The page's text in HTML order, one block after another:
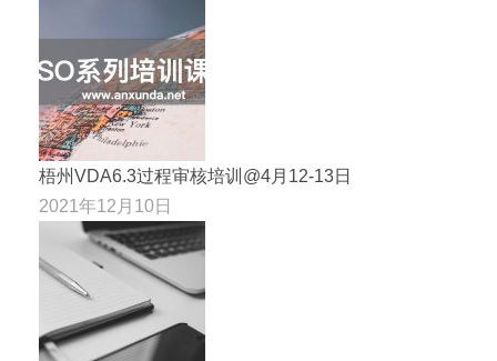
梧州VDA6.3过程审核培训@4月12-13日
2021年12月10日